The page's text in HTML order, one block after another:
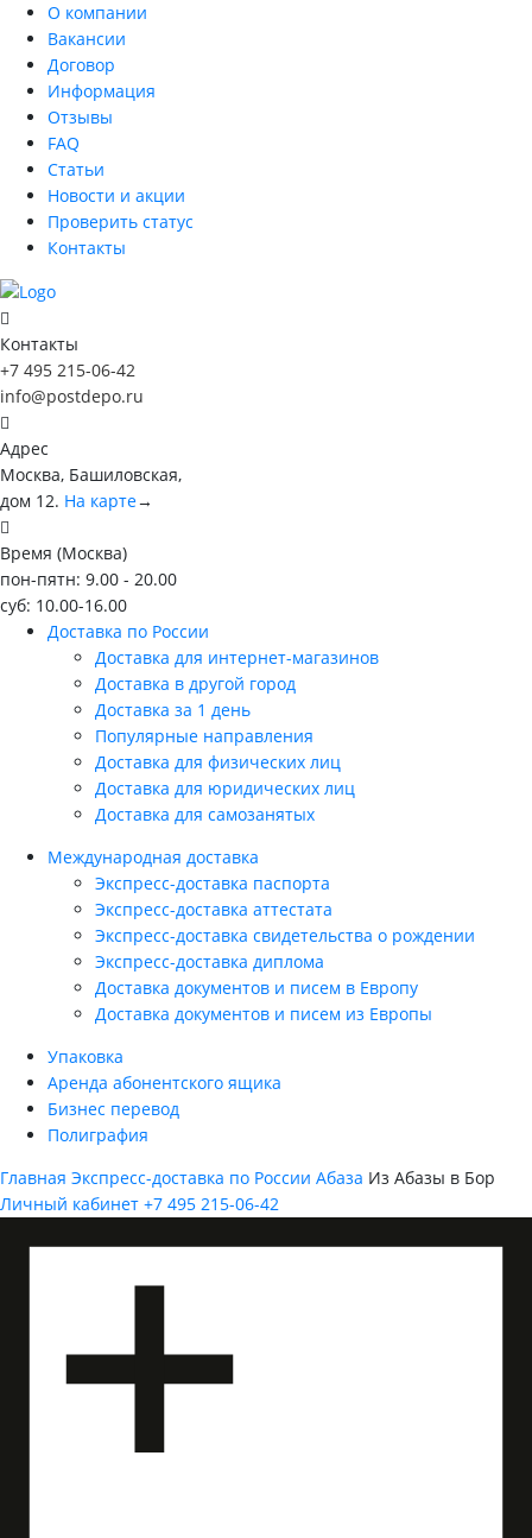
О компании
Вакансии
Договор
Информация
Отзывы
FAQ
Статьи
Новости и акции
Проверить статус
Контакты
Контакты
+7 495 215-06-42
info@postdepo.ru
Адрес
Москва, Башиловская,
дом 12. На карте→
Время (Москва)
пон-пятн: 9.00 - 20.00
суб: 10.00-16.00
Доставка по России
Доставка для интернет-магазинов
Доставка в другой город
Доставка за 1 день
Популярные направления
Доставка для физических лиц
Доставка для юридических лиц
Доставка для самозанятых
Международная доставка
Экспресс-доставка паспорта
Экспресс-доставка аттестата
Экспресс-доставка свидетельства о рождении
Экспресс-доставка диплома
Доставка документов и писем в Европу
Доставка документов и писем из Европы
Упаковка
Аренда абонентского ящика
Бизнес перевод
Полиграфия
Главная Экспресс-доставка по России Абаза Из Абазы в Бор
Личный кабинет +7 495 215-06-42